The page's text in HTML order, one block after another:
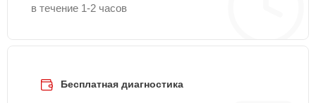
в течение 1-2 часов
Бесплатная диагностика